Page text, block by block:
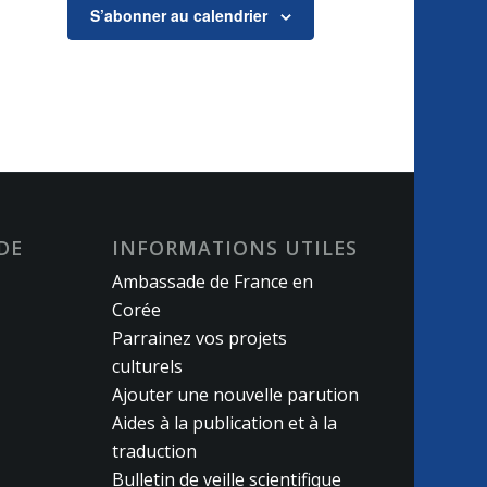
S’abonner au calendrier
INFORMATIONS UTILES
Ambassade de France en
Corée
Parrainez vos projets
culturels
Ajouter une nouvelle parution
Aides à la publication et à la
traduction
Bulletin de veille scientifique